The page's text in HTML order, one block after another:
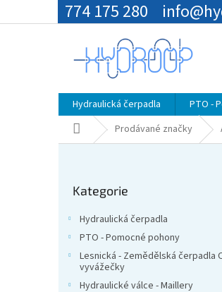
774 175 280
Hydraulická čerpadla PTO -
Domů Prodávané značky
kategorie
Kategorie
Hydraulická čerpadla
PTO - Pomocné pohony
Lesnická - Zemědělská čerpadla
vyvážečky
Hydraulické válce - Maillery